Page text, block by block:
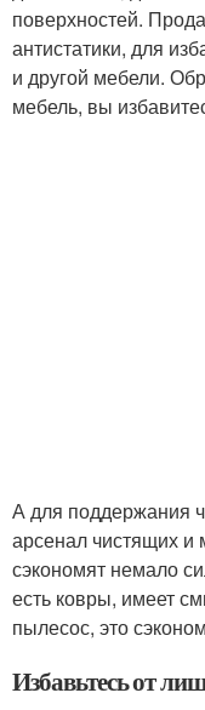
поверхностей.
антистатики, для
и другой мебели.
мебель, вы
А для поддержания
арсенал чистящих
сэкономят немало
есть ковры, имеет
пылесос, это
Избавьтесь от